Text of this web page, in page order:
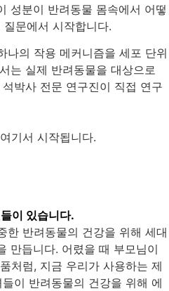
성분이 반려동물 몸속에서 어떻
문에서 시작합니다.
나의 작용 메커니즘을 세포 단위
는 실제 반려동물을 대상으로
박사 전문 연구진이 직접 연구
기서 시작됩니다.
이 있습니다.
한 반려동물의 건강을 위해 세대
만듭니다. 어렸을 때 부모님이
처럼, 지금 우리가 사용하는 제
이 반려동물의 건강을 위해 에